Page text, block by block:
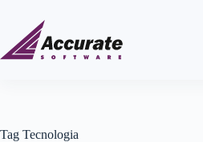
Tag Tecnologia